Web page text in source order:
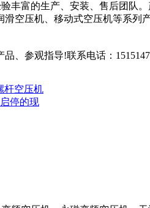
丰富的生产、安装、售后团队
空压机、移动式空压机等系
、参观指导!联系电话：
杆空压机
停的现